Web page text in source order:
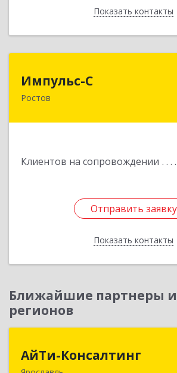
Показать контакты
Назад
Импульс-С
Ростов
Клиентов на сопровождении
Отправить заявку
Показать контакты
Отправить заявку
Назад
Ближайшие партнеры
регионов
АйТи-Консалтинг